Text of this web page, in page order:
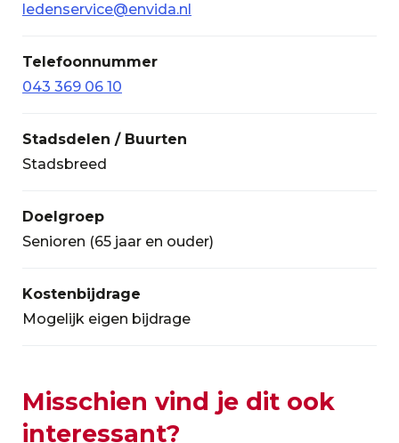
ledenservice@envida.nl
Telefoonnummer
043 369 06 10
Stadsdelen / Buurten
Stadsbreed
Doelgroep
Senioren (65 jaar en ouder)
Kostenbijdrage
Mogelijk eigen bijdrage
Misschien vind je dit ook
interessant?